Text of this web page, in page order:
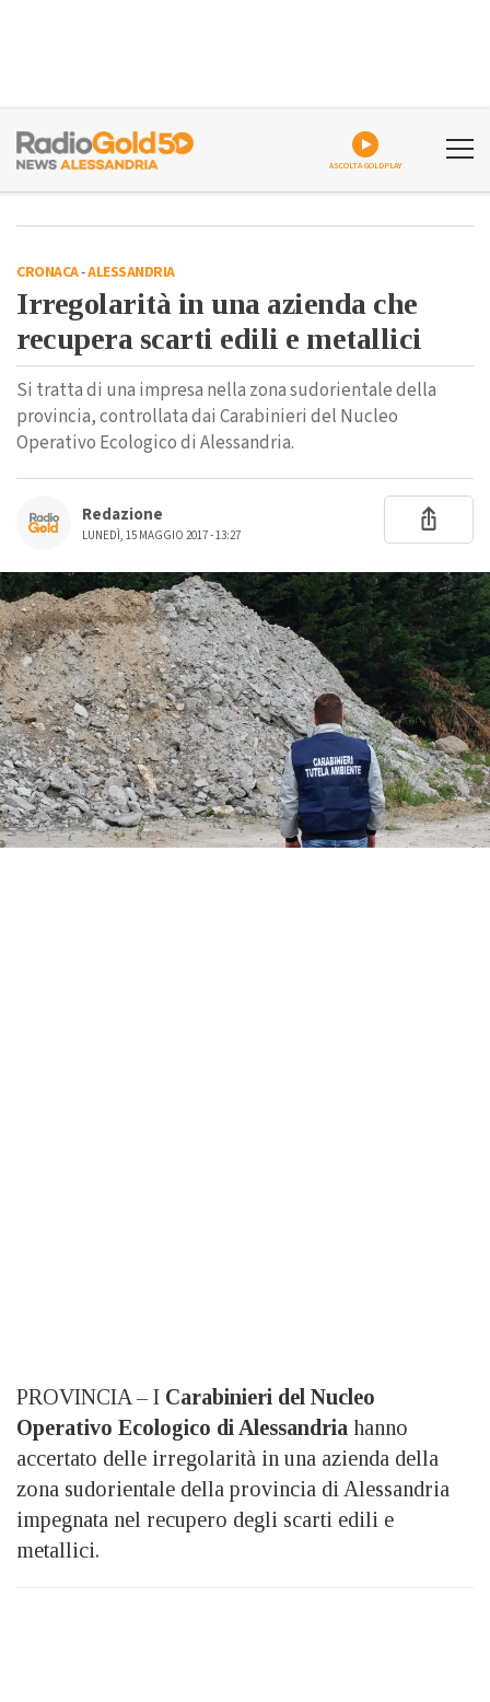
ASCOLTA GOLDPLAY
CRONACA-ALESSANDRIA
Irregolarità in una azienda che
recupera scarti edili e metallici
Si tratta di una impresa nella zona sudorientale della
provincia, controllata dai Carabinieri del Nucleo
Operativo Ecologico di Alessandria.
Redazione
LUNEDÌ, 15 MAGGIO 2017 - 13:27
PROVINCIA – I Carabinieri del Nucleo
Operativo Ecologico di Alessandria hanno
accertato delle irregolarità in una azienda della
zona sudorientale della provincia di Alessandria
impegnata nel recupero degli scarti edili e
metallici.